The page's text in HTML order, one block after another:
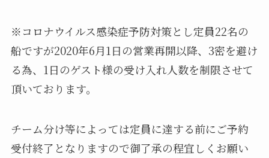
※コロナウイルス感染症予防対策とし定員22名の
船ですが2020年6月1日の営業再開以降、3密を避け
る為、1日のゲスト様の受け入れ人数を制限させて
頂いております。
チーム分け等によっては定員に達する前にご予約
受付終了となりますので御了承の程宜しくお願い